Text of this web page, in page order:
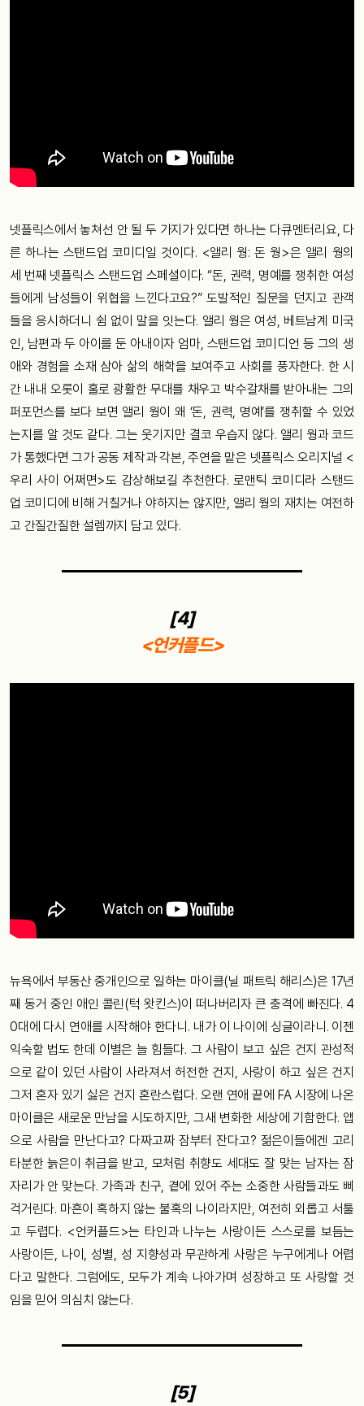
넷플릭스에서 놓쳐선 안 될 두 가지가 있다면 하나는 다큐멘터리요, 다
른 하나는 스탠드업 코미디일 것이다. <앨리 웡: 돈 웡>은 앨리 웡의
세 번째 넷플릭스 스탠드업 스페셜이다. “돈, 권력, 명예를 쟁취한 여성
들에게 남성들이 위협을 느낀다고요?” 도발적인 질문을 던지고 관객
들을 응시하더니 쉼 없이 말을 잇는다. 앨리 웡은 여성, 베트남계 미국
인, 남편과 두 아이를 둔 아내이자 엄마, 스탠드업 코미디언 등 그의 생
애와 경험을 소재 삼아 삶의 해학을 보여주고 사회를 풍자한다. 한 시
간 내내 오롯이 홀로 광활한 무대를 채우고 박수갈채를 받아내는 그의
퍼포먼스를 보다 보면 앨리 웡이 왜 ‘돈, 권력, 명예’를 쟁취할 수 있었
는지를 알 것도 같다. 그는 웃기지만 결코 우습지 않다. 앨리 웡과 코드
가 통했다면 그가 공동 제작과 각본, 주연을 맡은 넷플릭스 오리지널 <
우리 사이 어쩌면>도 감상해보길 추천한다. 로맨틱 코미디라 스탠드
업 코미디에 비해 거칠거나 야하지는 않지만, 앨리 웡의 재치는 여전하
고 간질간질한 설렘까지 담고 있다.
[4]
<언커플드>
뉴욕에서 부동산 중개인으로 일하는 마이클(닐 패트릭 해리스)은 17년
째 동거 중인 애인 콜린(턱 왓킨스)이 떠나버리자 큰 충격에 빠진다. 4
0대에 다시 연애를 시작해야 한다니. 내가 이 나이에 싱글이라니. 이젠
익숙할 법도 한데 이별은 늘 힘들다. 그 사람이 보고 싶은 건지 관성적
으로 같이 있던 사람이 사라져서 허전한 건지, 사랑이 하고 싶은 건지
그저 혼자 있기 싫은 건지 혼란스럽다. 오랜 연애 끝에 FA 시장에 나온
마이클은 새로운 만남을 시도하지만, 그새 변화한 세상에 기함한다. 앱
으로 사람을 만난다고? 다짜고짜 잠부터 잔다고? 젊은이들에겐 고리
타분한 늙은이 취급을 받고, 모처럼 취향도 세대도 잘 맞는 남자는 잠
자리가 안 맞는다. 가족과 친구, 곁에 있어 주는 소중한 사람들과도 삐
걱거린다. 마흔이 혹하지 않는 불혹의 나이라지만, 여전히 외롭고 서툴
고 두렵다. <언커플드>는 타인과 나누는 사랑이든 스스로를 보듬는
사랑이든, 나이, 성별, 성 지향성과 무관하게 사랑은 누구에게나 어렵
다고 말한다. 그럼에도, 모두가 계속 나아가며 성장하고 또 사랑할 것
임을 믿어 의심치 않는다.
[5]